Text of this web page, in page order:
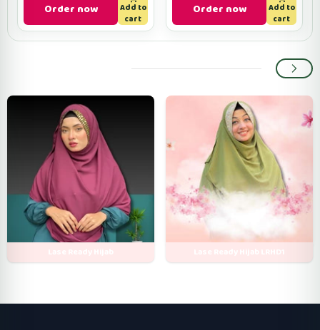
Order now
Add to
cart
Order now
Add to
cart